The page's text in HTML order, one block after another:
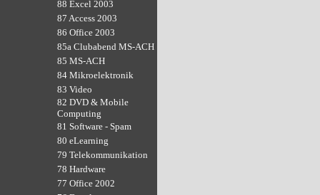
88 Excel 2003
87 Access 2003
86 Office 2003
85a Clubabend MS-ACH
85 MS-ACH
84 Mikroelektronik
83 Video
82 DVD & Mobile
Computing
81 Software - Spam
80 eLearning
79 Telekommunikation
78 Hardware
77 Office 2002